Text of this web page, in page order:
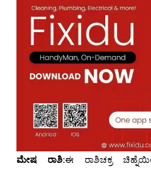
ಮೇಷ ರಾಶಿ:ಈ ರಾಶಿಚಕ್ರ